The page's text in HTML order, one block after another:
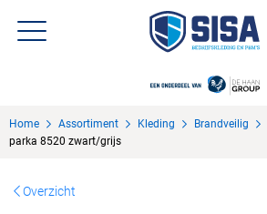
Over Sisa
Home Assortiment Kleding Brandveilig
parka 8520 zwart/grijs
Overzicht